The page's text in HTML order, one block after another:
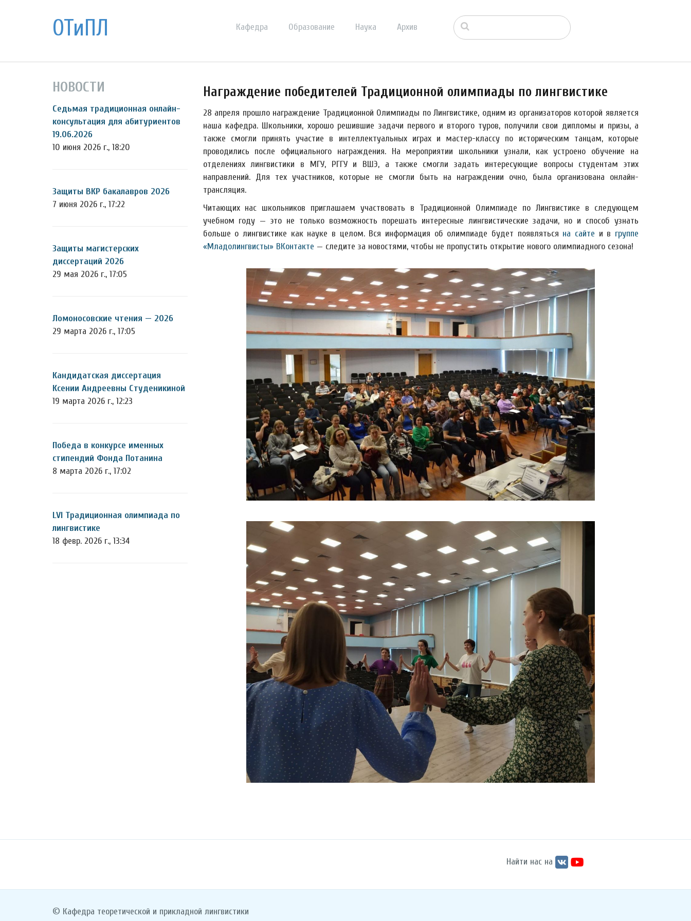
ОТиПЛ Кафедра Образование Наука Архив
НОВОСТИ
Седьмая традиционная онлайн-
консультация для абитуриентов
19.06.2026
10 июня 2026 г., 18:20
Защиты ВКР бакалавров 2026
7 июня 2026 г., 17:22
Защиты магистерских
диссертаций 2026
29 мая 2026 г., 17:05
Ломоносовские чтения — 2026
29 марта 2026 г., 17:05
Кандидатская диссертация
Ксении Андреевны Студеникиной
19 марта 2026 г., 12:23
Победа в конкурсе именных
стипендий Фонда Потанина
8 марта 2026 г., 17:02
LVI Традиционная олимпиада по
лингвистике
18 февр. 2026 г., 13:34
Награждение победителей Традиционной олимпиады по лингвистике
28 апреля прошло награждение Традиционной Олимпиады по Лингвистике, одним из организаторов которой является
наша кафедра. Школьники, хорошо решившие задачи первого и второго туров, получили свои дипломы и призы, а
также смогли принять участие в интеллектуальных играх и мастер-классу по историческим танцам, которые
проводились после официального награждения. На мероприятии школьники узнали, какустроено обучение на
отделениях лингвистики в МГУ, РГГУ и ВШЭ, а также смогли задать интересующие вопросы студентам этих
направлений. Для тех участников, которые не смогли быть на награждении очно, была организована онлайн-
трансляция.
Читающих нас школьников приглашаем участвовать в Традиционной Олимпиаде по Лингвистике в следующем
учебном году — это не только возможность порешать интересные лингвистические задачи, но и способ узнать
больше о лингвистике как науке в целом. Вся информация об олимпиаде будет появляться на сайте и в группе
«Младолингвисты» ВКонтакте — следите за новостями, чтобы не пропустить открытие нового олимпиадного сезона!
Найти нас на
© Кафедра теоретической и прикладной лингвистики